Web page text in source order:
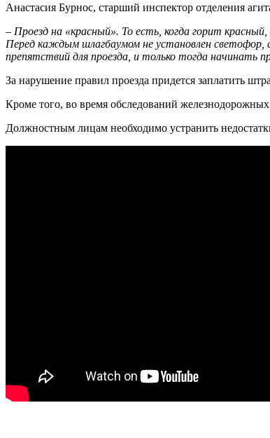
Анастасия Бурнос, старший инспектор отделения
– Проезд на «красный». То есть, когда горит
Перед каждым шлагбаумом не установлен светофор,
препятствий для проезда, и только тогда начинать
За нарушение правил проезда придется заплатить
Кроме того, во время обследований
Должностным лицам необходимо устранить